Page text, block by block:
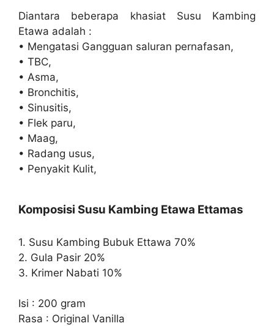
Diantara beberapa khasiat Susu Kambing
Etawa adalah :
• Mengatasi Gangguan saluran pernafasan,
• TBC,
• Asma,
• Bronchitis,
• Sinusitis,
• Flek paru,
• Maag,
• Radang usus,
• Penyakit Kulit,
Komposisi Susu Kambing Etawa Ettamas
1. Susu Kambing Bubuk Ettawa 70%
2. Gula Pasir 20%
3. Krimer Nabati 10%
Isi : 200 gram
Rasa : Original Vanilla